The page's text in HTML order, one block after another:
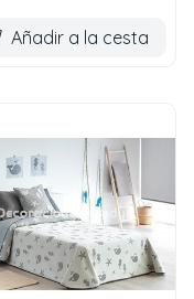
Añadir a la cesta